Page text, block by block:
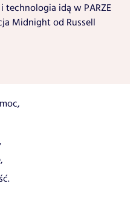
technologia idą w PARZE
Midnight od Russell